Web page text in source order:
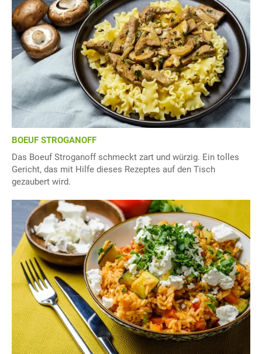
BOEUF STROGANOFF
Das Boeuf Stroganoff schmeckt zart und würzig. Ein tolles
Gericht, das mit Hilfe dieses Rezeptes auf den Tisch
gezaubert wird.